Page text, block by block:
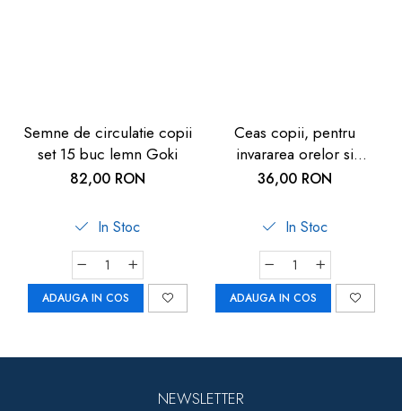
Semne de circulatie copii
set 15 buc lemn Goki
82,00 RON
In Stoc
ADAUGA IN COS
Ceas copii, pentru
invararea orelor si
minutelor, de lemn, 5
36,00 RON
In Stoc
ADAUGA IN COS
NEWSLETTER